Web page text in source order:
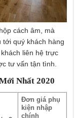
cách âm, mà
quý khách hàng
liên hệ trực
tư vấn tận tình.
Nhất 2020
Đơn giá phụ
kiện nhập
chính